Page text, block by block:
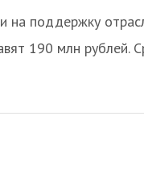
на поддержку
190 млн рублей.